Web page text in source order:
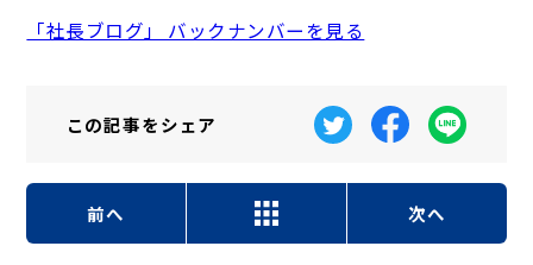
「社長ブログ」 バックナンバーを見る
この記事をシェア
前へ 次へ